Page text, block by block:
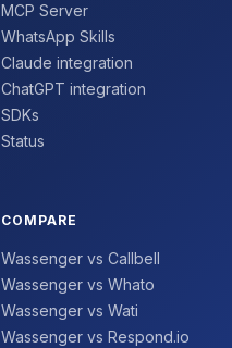
MCP Server
WhatsApp Skills
Claude integration
ChatGPT integration
SDKs
Status
COMPARE
Wassenger vs Callbell
Wassenger vs Whato
Wassenger vs Wati
Wassenger vs Respond.io